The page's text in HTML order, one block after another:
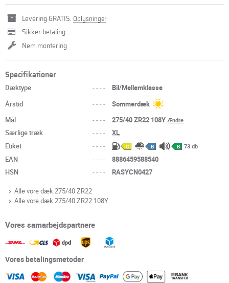
Levering GRATIS. Oplysninger
Sikker betaling
Nem montering
Specifikationer
Dæktype ----
Bil/Mellemklasse
Årstid
----
Sommerdæk
Mål
---- 275/40 ZR22 108YÆndre
Særlige træk ----
XL
Etiket
---- C B B 73 db
EAN ----
8886459588540
HSN
---- RASYCN0427
Alle vore dæk 275/40 ZR22
Alle vore dæk 275/40 ZR22 108Y
Vores samarbejdspartnere
Vores betalingsmetoder